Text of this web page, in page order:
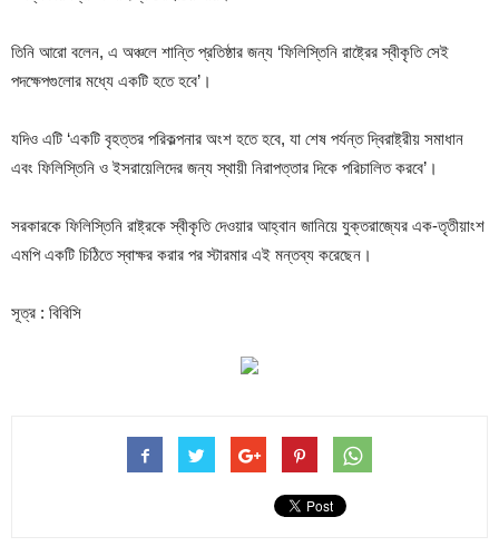
তিনি আরো বলেন, এ অঞ্চলে শান্তি প্রতিষ্ঠার জন্য ‘ফিলিস্তিনি রাষ্ট্রের স্বীকৃতি সেই
পদক্ষেপগুলোর মধ্যে একটি হতে হবে’।
যদিও এটি ‘একটি বৃহত্তর পরিকল্পনার অংশ হতে হবে, যা শেষ পর্যন্ত দ্বিরাষ্ট্রীয় সমাধান
এবং ফিলিস্তিনি ও ইসরায়েলিদের জন্য স্থায়ী নিরাপত্তার দিকে পরিচালিত করবে’।
সরকারকে ফিলিস্তিনি রাষ্ট্রকে স্বীকৃতি দেওয়ার আহ্বান জানিয়ে যুক্তরাজ্যের এক-তৃতীয়াংশ
এমপি একটি চিঠিতে স্বাক্ষর করার পর স্টারমার এই মন্তব্য করেছেন।
সূত্র : বিবিসি